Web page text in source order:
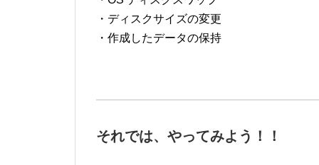
・ディスクサイズの変更
・作成したデータの保持
それでは、やってみよう！！